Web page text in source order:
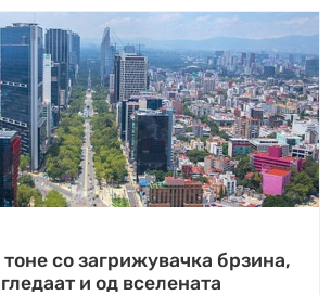
со загрижувачка брзина,
и од вселената